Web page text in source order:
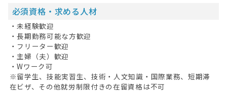
HOME
無料会員登録
ログイン
キープした求人
最近見た求人
必須資格・求める人材
・未経験歓迎
・長期勤務可能な方歓迎
・フリーター歓迎
・主婦（夫）歓迎
・Wワーク可
※留学生、技能実習生、技術・人文知識・国際業務、短期滞
在ビザ、その他就労制限付きの在留資格は不可